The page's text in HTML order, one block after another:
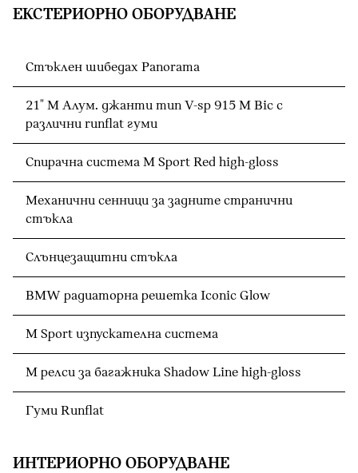
ЕКСТЕРИОРНО ОБОРУДВАНЕ
Стъклен шибедах Panorama
21" M Алум. джанти тип V-sp 915 M Bic с
различни runflat гуми
Спирачна система M Sport Red high-gloss
Механични сенници за задните странични
стъкла
Слънцезащитни стъкла
BMW радиаторна решетка Iconic Glow
M Sport изпускателна система
M релси за багажника Shadow Line high-gloss
Гуми Runflat
ИНТЕРИОРНО ОБОРУДВАНЕ